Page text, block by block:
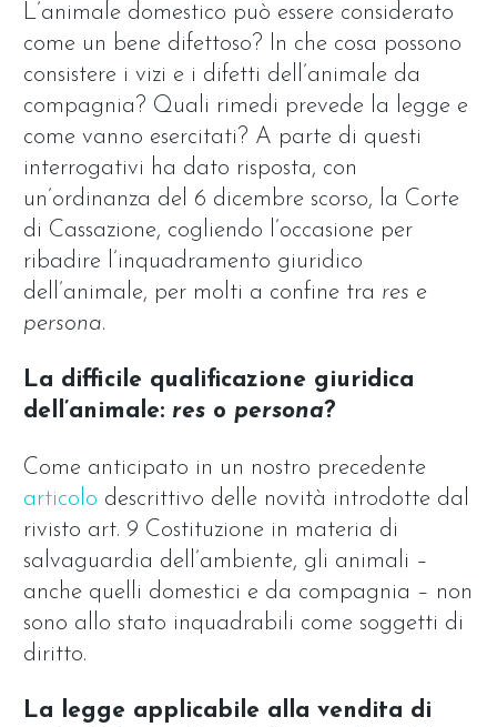
L’animale domestico può essere considerato
come un bene difettoso? In che cosa possono
consistere i vizi e i difetti dell’animale da
compagnia? Quali rimedi prevede la legge e
come vanno esercitati? A parte di questi
interrogativi ha dato risposta, con
un’ordinanza del 6 dicembre scorso, la Corte
di Cassazione, cogliendo l’occasione per
ribadire l’inquadramento giuridico
dell’animale, per molti a confine tra res e
persona.
La difficile qualificazione giuridica
dell’animale: res o persona?
Come anticipato in un nostro precedente
articolo descrittivo delle novità introdotte dal
rivisto art. 9 Costituzione in materia di
salvaguardia dell’ambiente, gli animali –
anche quelli domestici e da compagnia – non
sono allo stato inquadrabili come soggetti di
diritto.
La legge applicabile alla vendita di